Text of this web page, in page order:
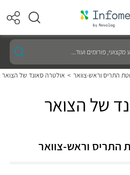
התריס וראש-צוואר > אולטרה סאונד של הצואר
של הצואר
התריס וראש-צוואר